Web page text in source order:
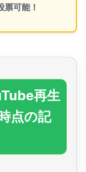
票可能！
再生
点の記